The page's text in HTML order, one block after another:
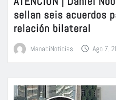
sellan seis acuerdos
relación bilateral
ManabiNoticias Ago 7,